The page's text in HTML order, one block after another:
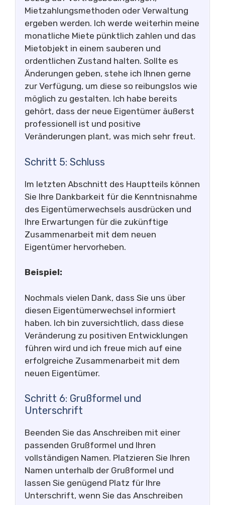
Mietzahlungsmethoden oder Verwaltung
ergeben werden. Ich werde weiterhin meine
monatliche Miete pünktlich zahlen und das
Mietobjekt in einem sauberen und
ordentlichen Zustand halten. Sollte es
Änderungen geben, stehe ich Ihnen gerne
zur Verfügung, um diese so reibungslos wie
möglich zu gestalten. Ich habe bereits
gehört, dass der neue Eigentümer äußerst
professionell ist und positive
Veränderungen plant, was mich sehr freut.
Schritt 5: Schluss
Im letzten Abschnitt des Hauptteils können
Sie Ihre Dankbarkeit für die Kenntnisnahme
des Eigentümerwechsels ausdrücken und
Ihre Erwartungen für die zukünftige
Zusammenarbeit mit dem neuen
Eigentümer hervorheben.
Beispiel:
Nochmals vielen Dank, dass Sie uns über
diesen Eigentümerwechsel informiert
haben. Ich bin zuversichtlich, dass diese
Veränderung zu positiven Entwicklungen
führen wird und ich freue mich auf eine
erfolgreiche Zusammenarbeit mit dem
neuen Eigentümer.
Schritt 6: Grußformel und
Unterschrift
Beenden Sie das Anschreiben mit einer
passenden Grußformel und Ihren
vollständigen Namen. Platzieren Sie Ihren
Namen unterhalb der Grußformel und
lassen Sie genügend Platz für Ihre
Unterschrift, wenn Sie das Anschreiben